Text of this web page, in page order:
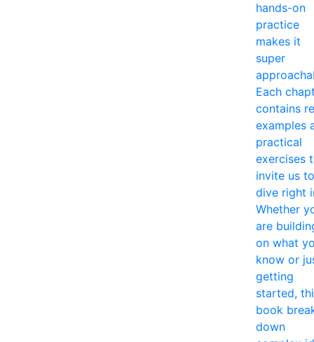
hands-on
practice
makes it
super
Each
contains
examples
practical
exercises
invite us to
dive right
Whether
are
on what
know or
getting
started,
book
down